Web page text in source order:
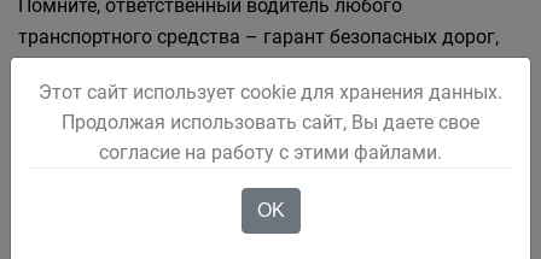
Помните, ответственный водитель любого
транспортного средства – гарант безопасных дорог,
Будь в культуре.
Напомним, что мероприятия по безопасности
проходят в рамках информационно-пропагандистской
кампания «Культура на дорогах!», которая
Этот сайт использует cookie для хранения данных.
Продолжая использовать сайт, Вы даете свое
согласие на работу с этими файлами.
OK